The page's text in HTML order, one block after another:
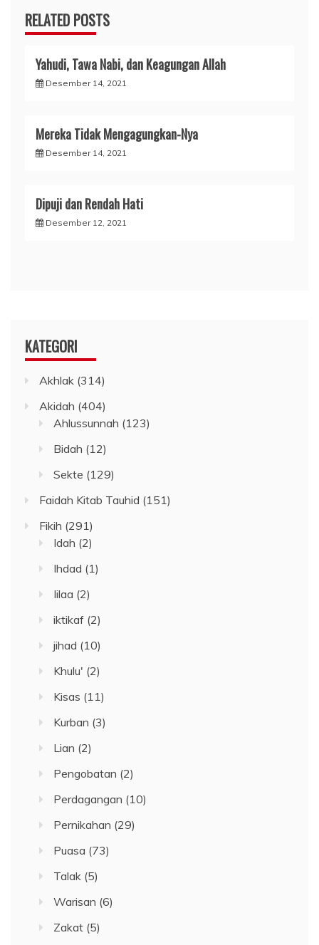
RELATED POSTS
Yahudi, Tawa Nabi, dan Keagungan Allah
Desember 14, 2021
Mereka Tidak Mengagungkan-Nya
Desember 14, 2021
Dipuji dan Rendah Hati
Desember 12, 2021
KATEGORI
Akhlak (314)
Akidah (404)
Ahlussunnah (123)
Bidah (12)
Sekte (129)
Faidah Kitab Tauhid (151)
Fikih (291)
Idah (2)
Ihdad (1)
Iilaa (2)
iktikaf (2)
jihad (10)
Khulu' (2)
Kisas (11)
Kurban (3)
Lian (2)
Pengobatan (2)
Perdagangan (10)
Pernikahan (29)
Puasa (73)
Talak (5)
Warisan (6)
Zakat (5)